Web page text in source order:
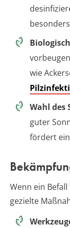
wie
Wahl des
guter
fördert
Wenn ein
gezielte